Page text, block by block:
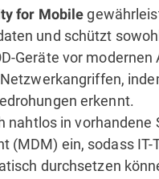
for Mobile
und schützt
Geräte vor
erkennt.
nahtlos in
(MDM) ein, sodass
durchsetzen